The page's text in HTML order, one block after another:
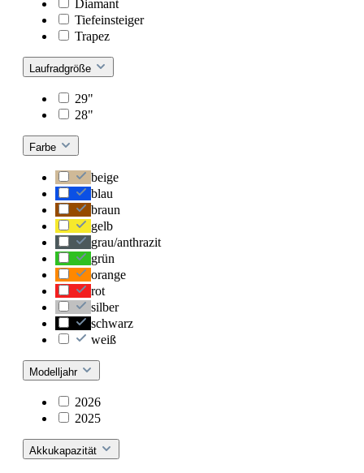
Diamant
Tiefeinsteiger
Trapez
Laufradgröße
29"
28"
Farbe
beige
blau
braun
gelb
grau/anthrazit
grün
orange
rot
silber
schwarz
weiß
Modelljahr
2026
2025
Akkukapazität